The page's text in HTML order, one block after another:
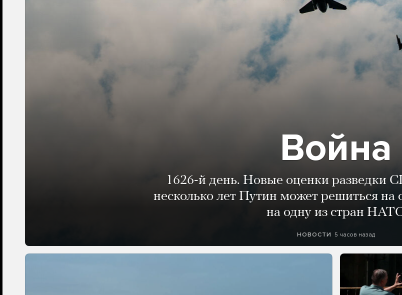
Война
1626-й день. Новые оценки разведки
несколько лет Путин может решиться на
на одну из стран
НОВОСТИ 5 часов назад